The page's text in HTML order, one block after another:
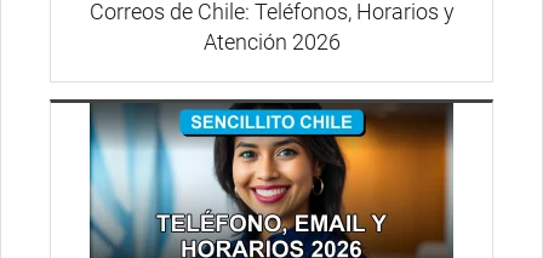
Correos de Chile: Teléfonos, Horarios y
Atención 2026